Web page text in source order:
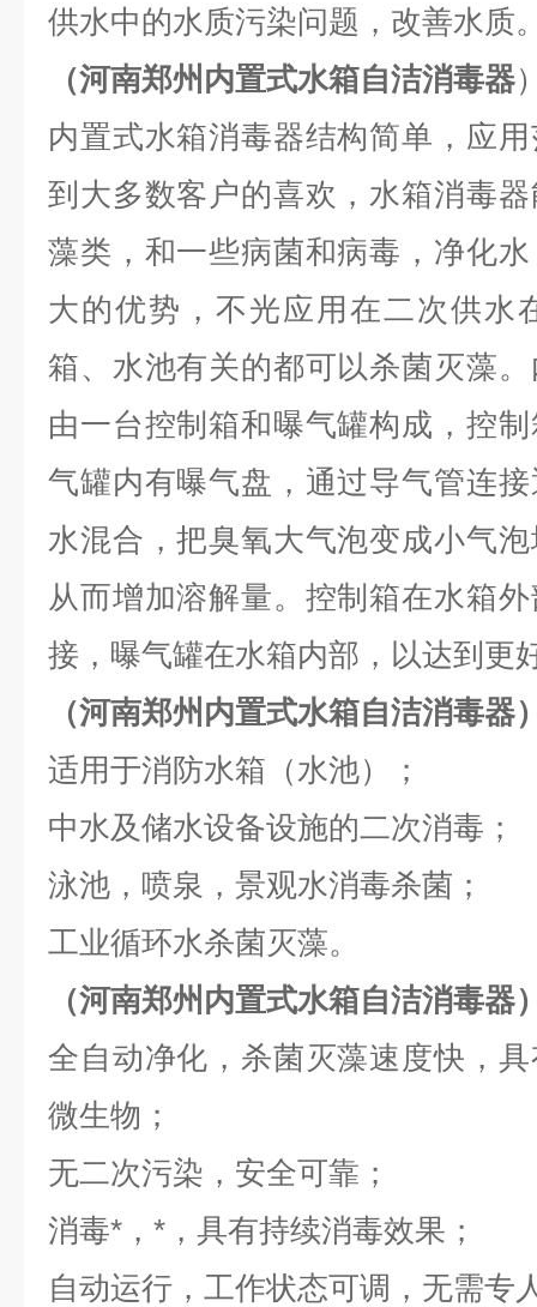
供水中的水质污染问题，改善水质
（河南郑州内置式水箱自洁消毒器
内置式水箱消毒器结构简单，应
到大多数客户的喜欢，水箱消毒
藻类，和一些病菌和病毒，净化
大的优势，不光应用在二次供水
箱、水池有关的都可以杀菌灭藻
由一台控制箱和曝气罐构成，控
气罐内有曝气盘，通过导气管连
水混合，把臭氧大气泡变成小气
从而增加溶解量。控制箱在水箱
接，曝气罐在水箱内部，以达到更
（河南郑州 内置式水箱自洁消毒器
适用于消防水箱（水池）；
中水及储水设备设施的二次消毒；
泳池，喷泉，景观水消毒杀菌；
工业循环水杀菌灭藻。
（河南郑州内置式水箱自洁消毒器
全自动净化，杀菌灭藻速度快，
微生物；
无二次污染，安全可靠；
消毒*，*，具有持续消毒效果；
自动运行，工作状态可调，无需专